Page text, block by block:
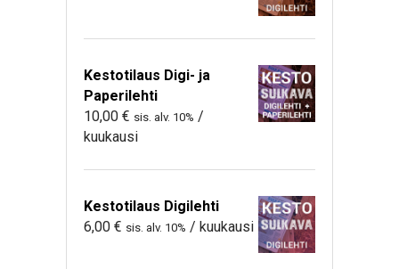
Kestotilaus Digi- ja
Paperilehti
10,00 € sis. alv. 10% /
kuukausi
Kestotilaus Digilehti
6,00 € sis. alv. 10% / kuukausi